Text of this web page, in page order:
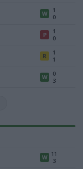
W
1
0
P
1
0
R
1
1
W
0
3
W 11
3